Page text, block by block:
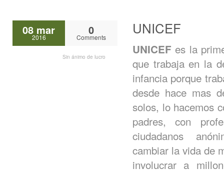
08 mar
2016
0
Comments
Sin ánimo de lucro
UNICEF
UNICEF es la
que trabaja en la
infancia porque
desde hace mas
solos, lo hacemos
padres, con
ciudadanos
cambiar la vida de
involucrar a